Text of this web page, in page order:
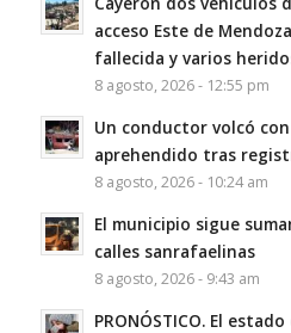
acceso Este de
fallecida y varios
8 agosto, 2026 - 12:55 pm
Un conductor volcó
aprehendido tras
8 agosto, 2026 - 10:24 am
El municipio sigue
calles sanrafaelinas
8 agosto, 2026 - 9:43 am
PRONÓSTICO. El